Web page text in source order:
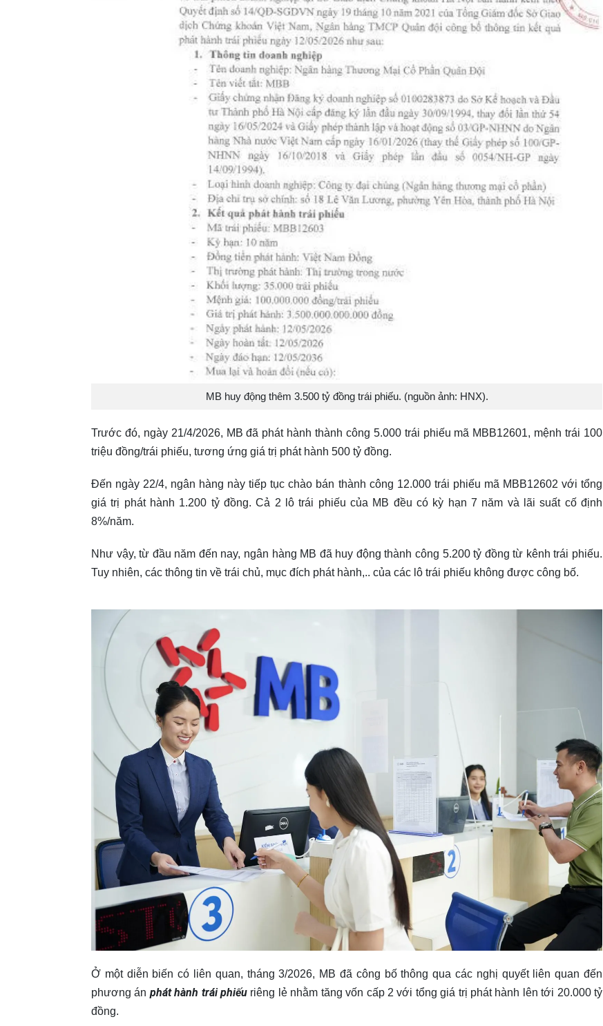
MB huy động thêm 3.500 tỷ đồng trái phiếu. (nguồn ảnh: HNX).
Trước đó, ngày 21/4/2026, MB đã phát hành thành công 5.000 trái phiếu mã MBB12601, mệnh trái 100
triệu đồng/trái phiếu, tương ứng giá trị phát hành 500 tỷ đồng.
Đến ngày 22/4, ngân hàng này tiếp tục chào bán thành công 12.000 trái phiếu mã MBB12602 với tổng
giá trị phát hành 1.200 tỷ đồng. Cả 2 lô trái phiếu của MB đều có kỳ hạn 7 năm và lãi suất cố định
8%/năm.
Như vậy, từ đầu năm đến nay, ngân hàng MB đã huy động thành công 5.200 tỷ đồng từ kênh trái phiếu.
Tuy nhiên, các thông tin về trái chủ, mục đích phát hành,.. của các lô trái phiếu không được công bố.
Ở một diễn biến có liên quan, tháng 3/2026, MB đã công bố thông qua các nghị quyết liên quan đến
phương án phát hành trái phiếu riêng lẻ nhằm tăng vốn cấp 2 với tổng giá trị phát hành lên tới 20.000 tỷ
đồng.